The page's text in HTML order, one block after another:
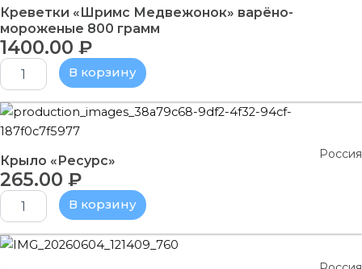
Креветки «Шримс Медвежонок» варёно-
мороженые 800 грамм
1400.00 ₽
Креветки
"Шримс
Медвежонок"
варёно-
мороженые
800
грамм
В корзину
Россия
Крыло «Ресурс»
265.00 ₽
Количество
товара
"Ресурс"
В корзину
Количество